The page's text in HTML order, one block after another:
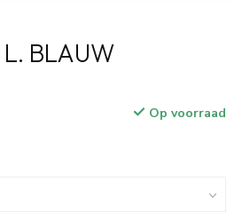
L. BLAUW
Op voorraad